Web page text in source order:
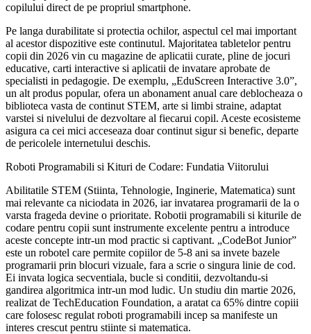
copilului direct de pe propriul smartphone.
Pe langa durabilitate si protectia ochilor, aspectul cel mai important
al acestor dispozitive este continutul. Majoritatea tabletelor pentru
copii din 2026 vin cu magazine de aplicatii curate, pline de jocuri
educative, carti interactive si aplicatii de invatare aprobate de
specialisti in pedagogie. De exemplu, „EduScreen Interactive 3.0”,
un alt produs popular, ofera un abonament anual care deblocheaza o
biblioteca vasta de continut STEM, arte si limbi straine, adaptat
varstei si nivelului de dezvoltare al fiecarui copil. Aceste ecosisteme
asigura ca cei mici acceseaza doar continut sigur si benefic, departe
de pericolele internetului deschis.
Roboti Programabili si Kituri de Codare: Fundatia Viitorului
Abilitatile STEM (Stiinta, Tehnologie, Inginerie, Matematica) sunt
mai relevante ca niciodata in 2026, iar invatarea programarii de la o
varsta frageda devine o prioritate. Robotii programabili si kiturile de
codare pentru copii sunt instrumente excelente pentru a introduce
aceste concepte intr-un mod practic si captivant. „CodeBot Junior”
este un robotel care permite copiilor de 5-8 ani sa invete bazele
programarii prin blocuri vizuale, fara a scrie o singura linie de cod.
Ei invata logica secventiala, bucle si conditii, dezvoltandu-si
gandirea algoritmica intr-un mod ludic. Un studiu din martie 2026,
realizat de TechEducation Foundation, a aratat ca 65% dintre copiii
care folosesc regulat roboti programabili incep sa manifeste un
interes crescut pentru stiinte si matematica.